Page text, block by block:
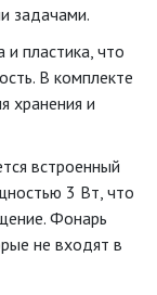
задачами.
и пластика, что
В комплекте
хранения и
встроенный
3 Вт, что
Фонарь
не входят в